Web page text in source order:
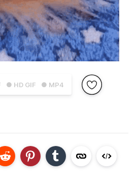
● HD GIF ● MP4